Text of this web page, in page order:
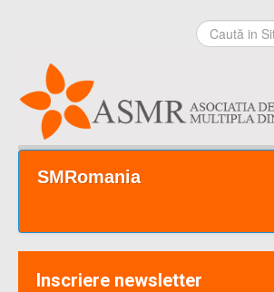
Sari la
navigare
Secţiuni
SMRomania
Inscriere newsletter